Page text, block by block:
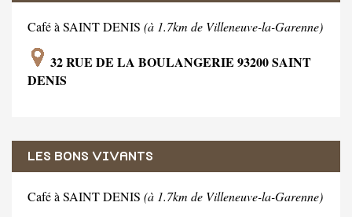
Café à SAINT DENIS (à 1.7km de Villeneuve-la-Garenne)
32 RUE DE LA BOULANGERIE 93200 SAINT
DENIS
LES BONS VIVANTS
Café à SAINT DENIS (à 1.7km de Villeneuve-la-Garenne)